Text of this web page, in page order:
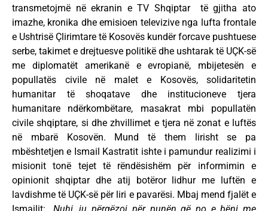
transmetojmë në ekranin e TV Shqiptar të gjitha ato
imazhe, kronika dhe emisioen televizive nga lufta frontale
e Ushtrisë Çlirimtare të Kosovës kundër forcave pushtuese
serbe, takimet e drejtuesve politikë dhe ushtarak të UÇK-së
me diplomatët amerikanë e evropianë, mbijetesën e
popullatës civile në malet e Kosovës, solidaritetin
humanitar të shoqatave dhe institucioneve tjera
humanitare ndërkombëtare, masakrat mbi popullatën
civile shqiptare, si dhe zhvillimet e tjera në zonat e luftës
në mbarë Kosovën. Mund të them lirisht se pa
mbështetjen e Ismail Kastratit ishte i pamundur realizimi i
misionit tonë tejet të rëndësishëm për informimin e
opinionit shqiptar dhe atij botëror lidhur me luftën e
lavdishme të UÇK-së për liri e pavarësi. Mbaj mend fjalët e